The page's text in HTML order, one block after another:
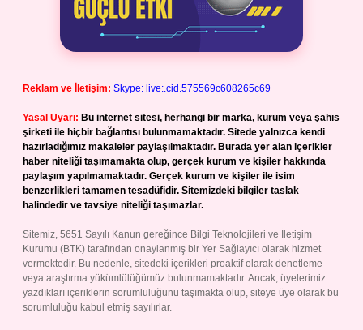
Reklam ve İletişim: Skype: live:.cid.575569c608265c69
Yasal Uyarı: Bu internet sitesi, herhangi bir marka, kurum veya şahıs
şirketi ile hiçbir bağlantısı bulunmamaktadır. Sitede yalnızca kendi
hazırladığımız makaleler paylaşılmaktadır. Burada yer alan içerikler
haber niteliği taşımamakta olup, gerçek kurum ve kişiler hakkında
paylaşım yapılmamaktadır. Gerçek kurum ve kişiler ile isim
benzerlikleri tamamen tesadüfidir. Sitemizdeki bilgiler taslak
halindedir ve tavsiye niteliği taşımazlar.
Sitemiz, 5651 Sayılı Kanun gereğince Bilgi Teknolojileri ve İletişim
Kurumu (BTK) tarafından onaylanmış bir Yer Sağlayıcı olarak hizmet
vermektedir. Bu nedenle, sitedeki içerikleri proaktif olarak denetleme
veya araştırma yükümlülüğümüz bulunmamaktadır. Ancak, üyelerimiz
yazdıkları içeriklerin sorumluluğunu taşımakta olup, siteye üye olarak bu
sorumluluğu kabul etmiş sayılırlar.